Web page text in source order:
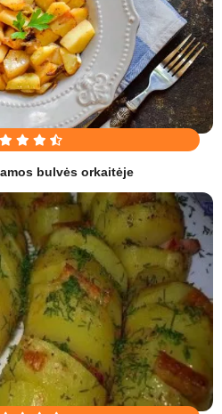
bulvės orkaitėje